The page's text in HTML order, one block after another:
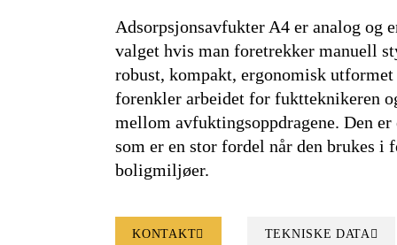
Adsorpsjonsavfukter A4 er analog og
valget hvis man foretrekker manuell
robust, kompakt, ergonomisk utformet
forenkler arbeidet for fuktteknikeren
mellom avfuktingsoppdragene. Den
som er en stor fordel når den brukes i
boligmiljøer.
KONTAKT TEKNISKE DATA